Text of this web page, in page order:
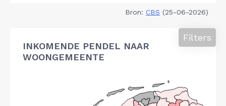
Bron: CBS (25-06-2026)
INKOMENDE PENDEL NAAR
WOONGEMEENTE
Filters